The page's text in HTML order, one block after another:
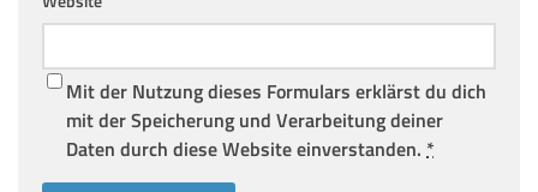
Mit der Nutzung dieses Formulars erklärst du dich
mit der Speicherung und Verarbeitung deiner
Daten durch diese Website einverstanden. *